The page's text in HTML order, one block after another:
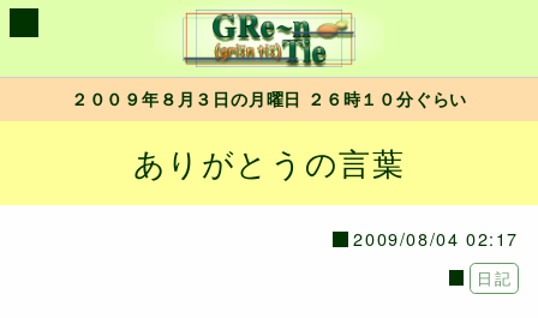
２００９年８月３日の月曜日 ２６時１０分ぐらい
ありがとうの言葉
2009/08/04 02:17
日記